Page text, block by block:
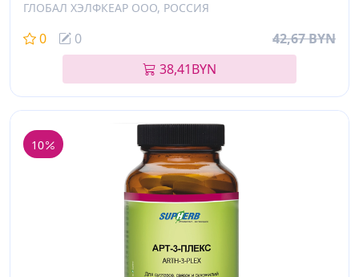
ГЛОБАЛ ХЭЛФКЕАР ООО, РОССИЯ
0 0
42,67 BYN
38,41BYN
10